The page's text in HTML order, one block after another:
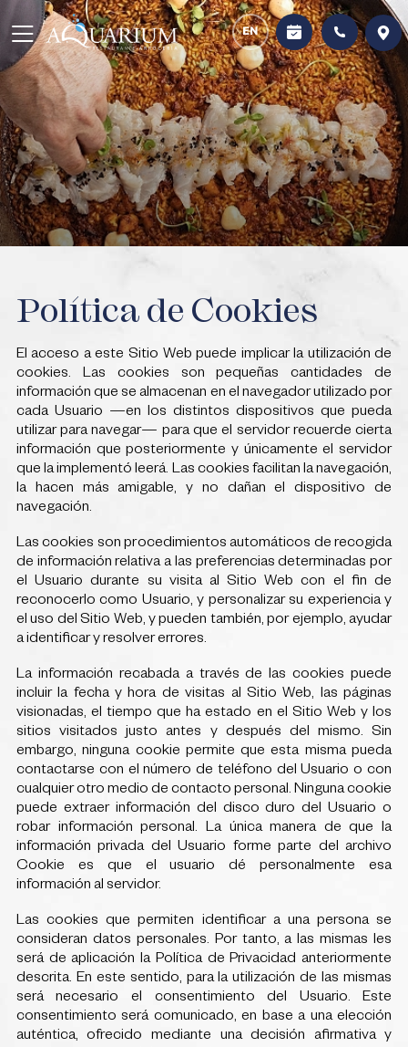
EN
Política de Cookies
El acceso a este Sitio Web puede implicar la utilización de
cookies. Las cookies son pequeñas cantidades de
información que se almacenan en el navegador utilizado por
cada Usuario —en los distintos dispositivos que pueda
utilizar para navegar— para que el servidor recuerde cierta
información que posteriormente y únicamente el servidor
que la implementó leerá. Las cookies facilitan la navegación,
la hacen más amigable, y no dañan el dispositivo de
navegación.
Las cookies son procedimientos automáticos de recogida
de información relativa a las preferencias determinadas por
el Usuario durante su visita al Sitio Web con el fin de
reconocerlo como Usuario, y personalizar su experiencia y
el uso del Sitio Web, y pueden también, por ejemplo, ayudar
a identificar y resolver errores.
La información recabada a través de las cookies puede
incluir la fecha y hora de visitas al Sitio Web, las páginas
visionadas, el tiempo que ha estado en el Sitio Web y los
sitios visitados justo antes y después del mismo. Sin
embargo, ninguna cookie permite que esta misma pueda
contactarse con el número de teléfono del Usuario o con
cualquier otro medio de contacto personal. Ninguna cookie
puede extraer información del disco duro del Usuario o
robar información personal. La única manera de que la
información privada del Usuario forme parte del archivo
Cookie es que el usuario dé personalmente esa
información al servidor.
Las cookies que permiten identificar a una persona se
consideran datos personales. Por tanto, a las mismas les
será de aplicación la Política de Privacidad anteriormente
descrita. En este sentido, para la utilización de las mismas
será necesario el consentimiento del Usuario. Este
consentimiento será comunicado, en base a una elección
auténtica, ofrecido mediante una decisión afirmativa y
AVISO LEGAL
POLÍTICA DE PRIVACIDAD
COOKIES